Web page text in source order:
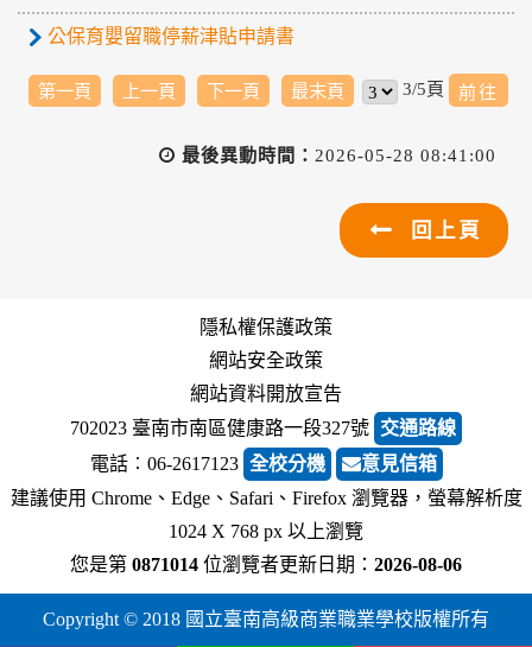
公保育嬰留職停薪津貼申請書
第一頁 上一頁 下一頁 最末頁 3/5頁
最後異動時間： 2026-05-28 08:41:00
回上頁
隱私權保護政策
網站安全政策
網站資料開放宣告
702023 臺南市南區健康路一段327號 交通路線
電話︰06-2617123 全校分機
意見信箱
建議使用 Chrome、Edge、Safari、Firefox 瀏覽器，螢幕解析度
1024 X 768 px 以上瀏覽
您是第 0871014 位瀏覽者更新日期： 2026-08-06
Copyright © 2018 國立臺南高級商業職業學校版權所有